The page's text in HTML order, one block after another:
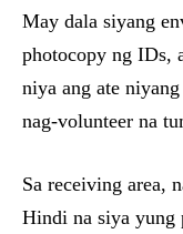
May dala siyang
photocopy ng IDs,
niya ang ate
nag-volunteer na
Sa receiving area,
Hindi na siya yung